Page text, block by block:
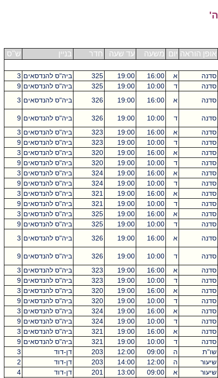
אופן הוראה יום משעה עד שעה חדר בניין ש"ס
סדנה א 16:00
19:00
325 ביה"ס להנדסאים 3
סדנה
ד 10:00
19:00
325 ביה"ס להנדסאים 9
סדנה
א 16:00
19:00
326 ביה"ס להנדסאים 3
סדנה ד 10:00
19:00
326 ביה"ס להנדסאים 9
סדנה
א 16:00
19:00
323 ביה"ס להנדסאים 3
סדנה
ד 10:00
19:00
323 ביה"ס להנדסאים 9
סדנה
א 16:00
19:00
320 ביה"ס להנדסאים 3
סדנה
ד 10:00
19:00
320 ביה"ס להנדסאים 9
סדנה
א 16:00
19:00
324 ביה"ס להנדסאים 3
סדנה
ד 10:00
19:00
324 ביה"ס להנדסאים 9
סדנה
א 16:00
19:00
321 ביה"ס להנדסאים 3
סדנה
ד 10:00
19:00
321 ביה"ס להנדסאים 9
סדנה
א 16:00
19:00
325 ביה"ס להנדסאים 3
סדנה
ד 10:00
19:00
325 ביה"ס להנדסאים 9
סדנה
א 16:00
19:00
326 ביה"ס להנדסאים 3
סדנה ד 10:00
19:00
326 ביה"ס להנדסאים 9
סדנה
א 16:00
19:00
323 ביה"ס להנדסאים 3
סדנה
ד 10:00
19:00
323 ביה"ס להנדסאים 9
סדנה
א 16:00
19:00
320 ביה"ס להנדסאים 3
סדנה
ד 10:00
19:00
320 ביה"ס להנדסאים 9
סדנה
א 16:00
19:00
324 ביה"ס להנדסאים 3
סדנה
ד 10:00
19:00
324 ביה"ס להנדסאים 9
סדנה
א 16:00
19:00
321 ביה"ס להנדסאים 3
סדנה
ד 10:00
19:00
321 ביה"ס להנדסאים 9
שו"ת
ה 09:00
12:00
203 דן-דוד
3
שיעור
ה 12:00
14:00
203 דן-דוד
2
שיעור
א 09:00
13:00
201 דן-דוד
4